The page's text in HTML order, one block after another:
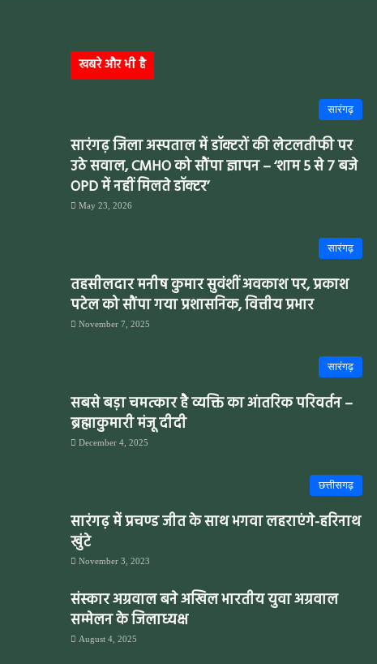
खबरे और भी है
सारंगढ़
सारंगढ़ जिला अस्पताल में डॉक्टरों की लेटलतीफी पर
उठे सवाल, CMHO को सौंपा ज्ञापन – ‘शाम 5 से 7 बजे
OPD में नहीं मिलते डॉक्टर’
May 23, 2026
सारंगढ़
तहसीलदार मनीष कुमार सुवंशीं अवकाश पर, प्रकाश
पटेल को सौंपा गया प्रशासनिक, वित्तीय प्रभार
November 7, 2025
सारंगढ़
सबसे बड़ा चमत्कार है व्यक्ति का आंतरिक परिवर्तन –
ब्रह्माकुमारी मंजू दीदी
December 4, 2025
छत्तीसगढ़
सारंगढ़ में प्रचण्ड जीत के साथ भगवा लहराएंगे-हरिनाथ
खुंटे
November 3, 2023
संस्कार अग्रवाल बने अखिल भारतीय युवा अग्रवाल
सम्मेलन के जिलाध्यक्ष
August 4, 2025